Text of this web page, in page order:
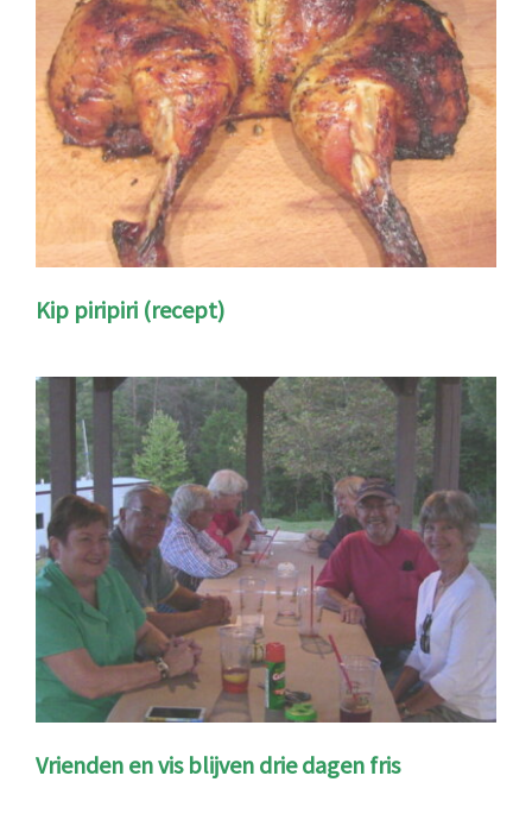
Kip piripiri (recept)
Vrienden en vis blijven drie dagen fris